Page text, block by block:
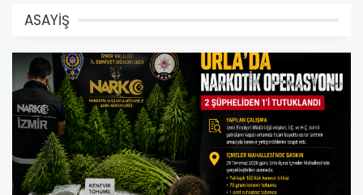
ASAYİŞ